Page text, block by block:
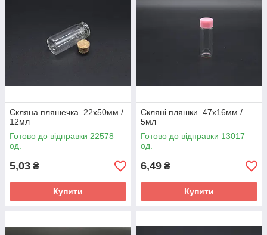
Скляна пляшечка. 22х50мм /
12мл
Готово до відправки 22578
од.
5,03 ₴
Купити
Скляні пляшки. 47x16мм /
5мл
Готово до відправки 13017
од.
6,49 ₴
Купити